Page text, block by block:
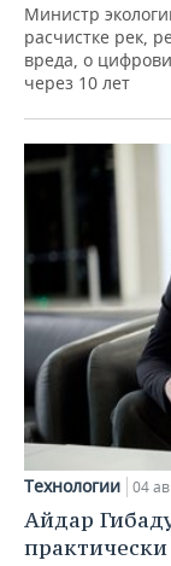
Министр
расчистке рек,
вреда, о
через 10 лет
Технологии 04
Айдар